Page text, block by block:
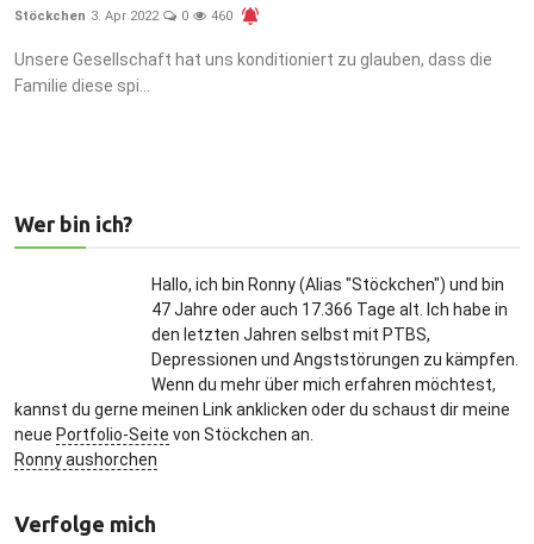
Stöckchen 3. Apr 2022 0 460
Unsere Gesellschaft hat uns konditioniert zu glauben, dass die
Familie diese spi...
Wer bin ich?
Hallo, ich bin Ronny (Alias "Stöckchen") und bin
47 Jahre oder auch 17.366 Tage alt. Ich habe in
den letzten Jahren selbst mit PTBS,
Depressionen und Angststörungen zu kämpfen.
Wenn du mehr über mich erfahren möchtest,
kannst du gerne meinen Link anklicken oder du schaust dir meine
neue Portfolio-Seite von Stöckchen an.
Ronny aushorchen
Verfolge mich